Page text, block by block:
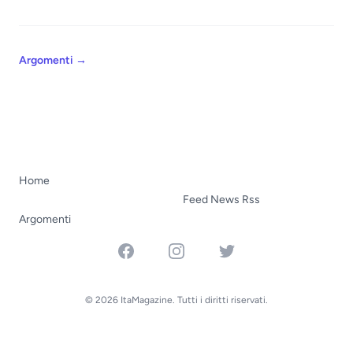
Argomenti →
Home
Argomenti
Feed News Rss
FacebookInstagramTwitter
© 2026 ItaMagazine. Tutti i diritti riservati.